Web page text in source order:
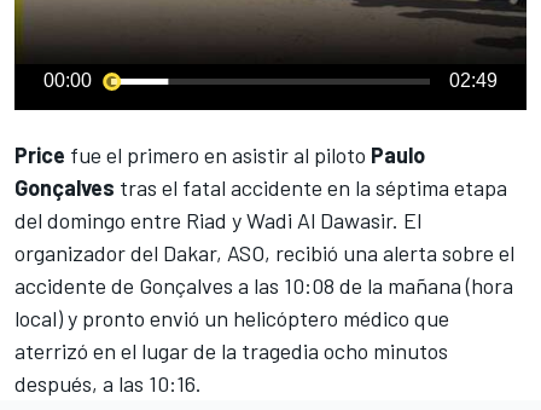
00:00 02:49
Price fue el primero en asistiral piloto Paulo
Gonçalves tras el fatal accidente en la séptima etapa
del domingo entre Riad y Wadi Al Dawasir. El
organizador del Dakar, ASO, recibió una alerta sobre el
accidente de Gonçalves a las 10:08 de la mañana (hora
local) y pronto envió un helicóptero médico que
aterrizó en el lugar de la tragedia ocho minutos
después, a las 10:16.